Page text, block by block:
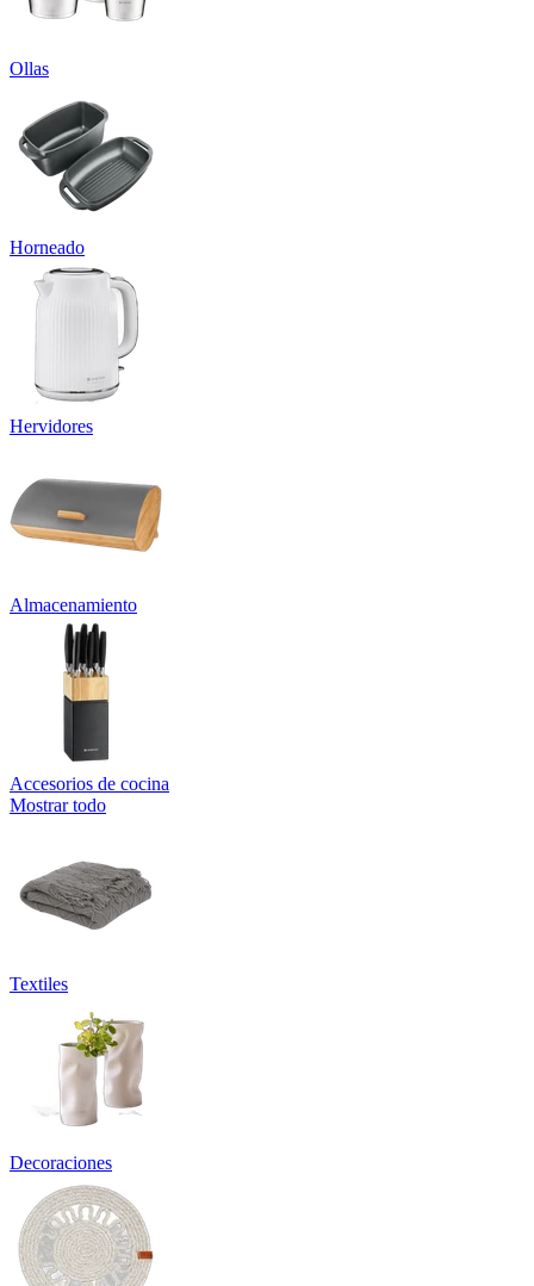
Ollas
Horneado
Hervidores
Almacenamiento
Accesorios de cocina
Mostrar todo
Textiles
Decoraciones